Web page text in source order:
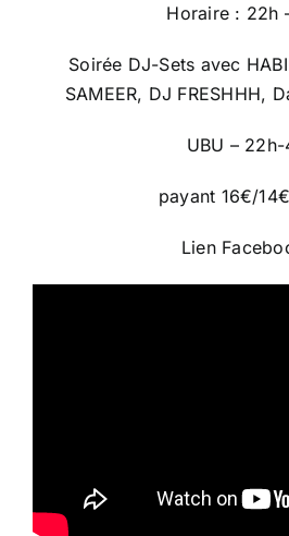
Horaire : 22h
Soirée DJ-Sets avec
SAMEER, DJ FRESHHH,
UBU – 22h-
payant 16€/
Lien